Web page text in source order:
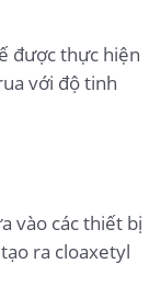
được thực hiện
với độ tinh
vào các thiết bị
ra cloaxetyl